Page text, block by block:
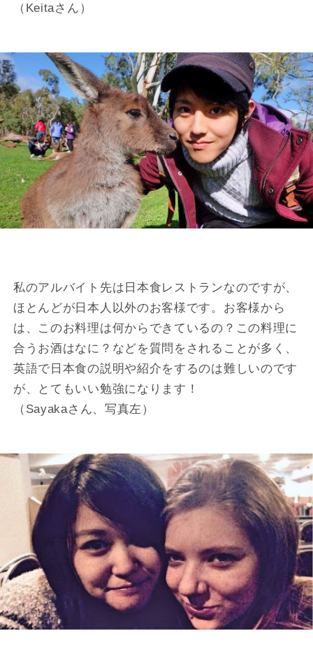
（Keitaさん）
私のアルバイト先は日本食レストランなのですが、
ほとんどが日本人以外のお客様です。お客様から
は、このお料理は何からできているの？この料理に
合うお酒はなに？などを質問をされることが多く、
英語で日本食の説明や紹介をするのは難しいのです
が、とてもいい勉強になります！
（Sayakaさん、写真左）